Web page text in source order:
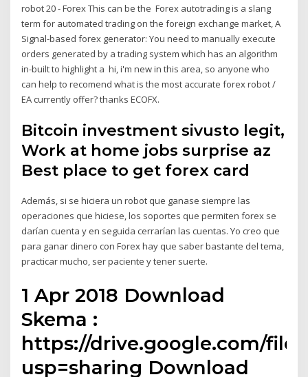
robot 20 - Forex This can be the Forex autotrading is a slang
term for automated trading on the foreign exchange market, A
Signal-based forex generator: You need to manually execute
orders generated by a trading system which has an algorithm
in-built to highlight a hi, i'm new in this area, so anyone who
can help to recomend what is the most accurate forex robot /
EA currently offer? thanks ECOFX.
Bitcoin investment sivusto legit,
Work at home jobs surprise az
Best place to get forex card
Además, si se hiciera un robot que ganase siempre las
operaciones que hiciese, los soportes que permiten forex se
darían cuenta y en seguida cerrarían las cuentas. Yo creo que
para ganar dinero con Forex hay que saber bastante del tema,
practicar mucho, ser paciente y tener suerte.
1 Apr 2018 Download
Skema :
https://drive.google.com/file/
usp=sharing Download